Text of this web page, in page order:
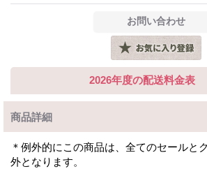
2026年度の配送料金表
商品詳細
＊例外的にこの商品は、全てのセールと
外となります。